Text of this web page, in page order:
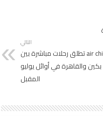
التالي
air china تطلق رحلات مباشرة بين
بكين والقاهرة في أوائل يوليو
المقبل